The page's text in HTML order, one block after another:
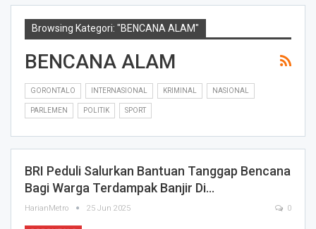
Browsing Kategori: "BENCANA ALAM"
BENCANA ALAM
GORONTALO INTERNASIONAL KRIMINAL NASIONAL
PARLEMEN POLITIK SPORT
BRI Peduli Salurkan Bantuan Tanggap Bencana
Bagi Warga Terdampak Banjir Di…
HarianMetro 25 Jun 2025 0